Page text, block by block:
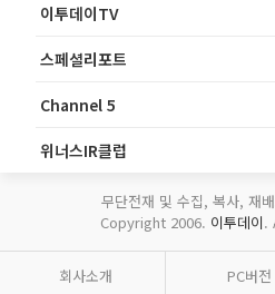
이투데이TV
스페셜리포트
Channel 5
위너스IR클럽
무단전재 및 수집, 복사, 재
Copyright 2006. 이투데이.
회사소개 PC버전